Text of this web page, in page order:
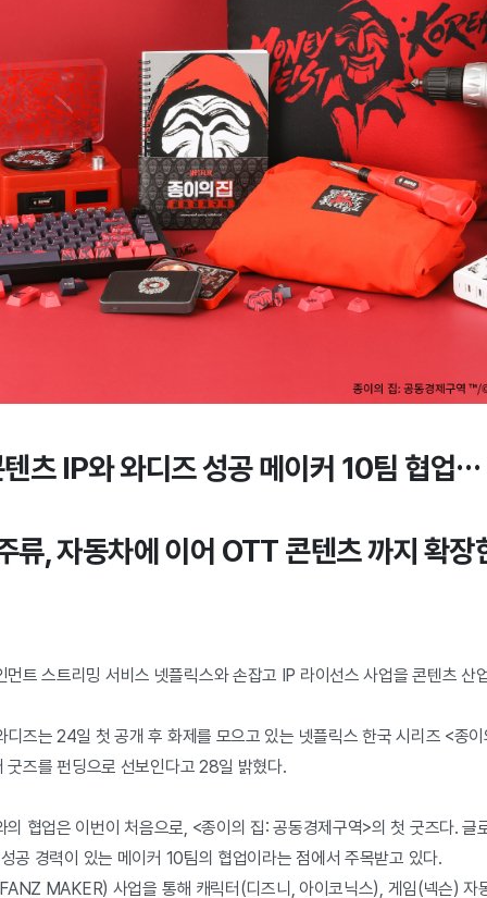
츠 IP와 와디즈 성공 메이커 10팀 협업
류, 자동차에 이어 OTT 콘텐츠 까지 확장
먼트 스트리밍 서비스 넷플릭스와 손잡고 IP 라이선스 사업을 콘텐츠 산
디즈는 24일 첫 공개 후 화제를 모으고 있는 넷플릭스 한국 시리즈 <종
굿즈를 펀딩으로 선보인다고 28일 밝혔다.
의 협업은 이번이 처음으로, <종이의 집: 공동경제구역>의 첫 굿즈다. 글
공 경력이 있는 메이커 10팀의 협업이라는 점에서 주목받고 있다.
MAKER) 사업을 통해 캐릭터(디즈니, 아이코닉스), 게임(넥슨) 자